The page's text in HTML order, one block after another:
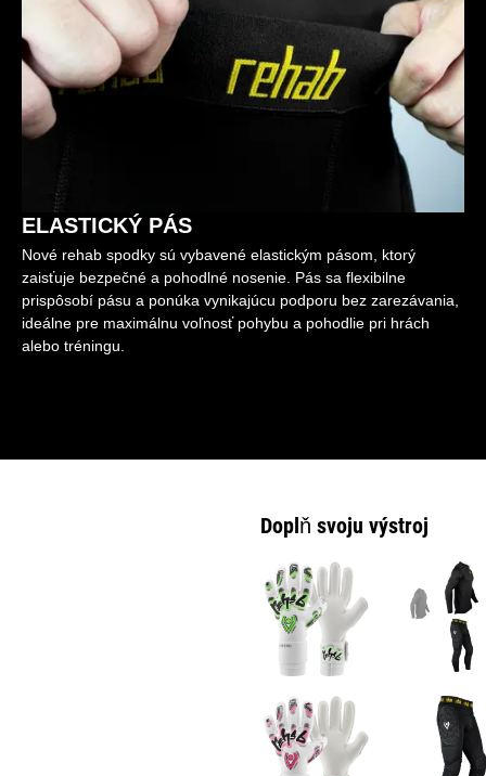
ELASTICKÝ PÁS
Nové rehab spodky sú vybavené elastickým pásom, ktorý
zaisťuje bezpečné a pohodlné nosenie. Pás sa flexibilne
prispôsobí pásu a ponúka vynikajúcu podporu bez zarezávania,
ideálne pre maximálnu voľnosť pohybu a pohodlie pri hrách
alebo tréningu.
Doplň svoju výstroj